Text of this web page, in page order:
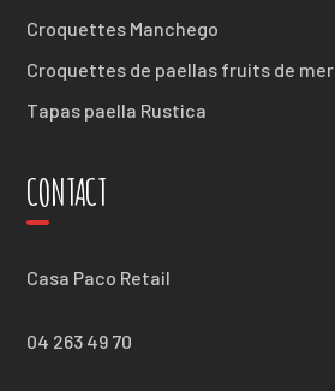
Croquettes Manchego
Croquettes de paellas fruits de mer
Tapas paella Rustica
CONTACT
Casa Paco Retail
04 263 49 70